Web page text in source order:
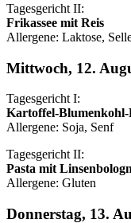
Tagesgericht II:
Frikassee mit Reis
Allergene: Laktose,
Mittwoch, 12.
Tagesgericht I:
Kartoffel-Blumenkohl-
Allergene: Soja, Senf
Tagesgericht II:
Pasta mit
Allergene: Gluten
Donnerstag, 13.